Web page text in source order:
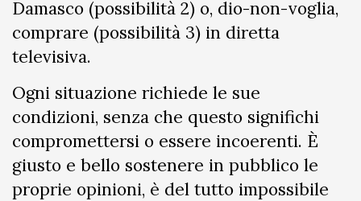
Damasco (possibilità 2) o, dio-non-voglia,
comprare (possibilità 3) in diretta
televisiva.
Ogni situazione richiede le sue
condizioni, senza che questo significhi
compromettersi o essere incoerenti. È
giusto e bello sostenere in pubblico le
proprie opinioni, è del tutto impossibile